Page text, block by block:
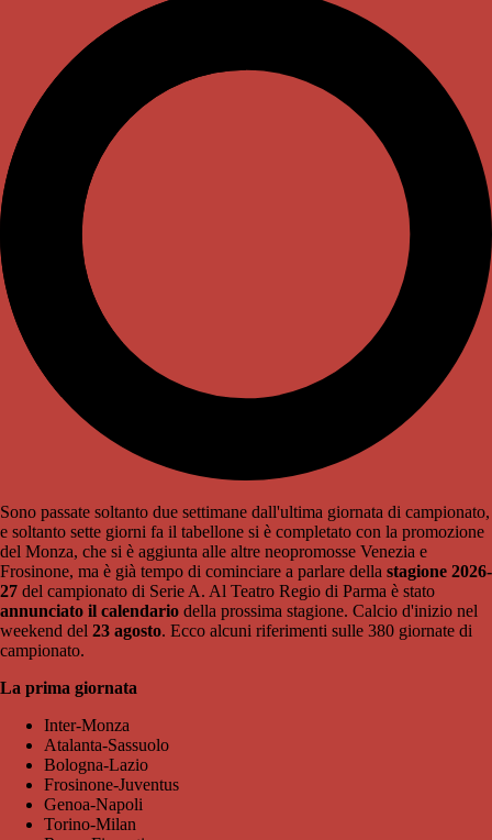
Sono passate soltanto due settimane dall'ultima giornata di campionato,
e soltanto sette giorni fa il tabellone si è completato con la promozione
del Monza, che si è aggiunta alle altre neopromosse Venezia e
Frosinone, ma è già tempo di cominciare a parlare della stagione 2026-
27 del campionato di Serie A. Al Teatro Regio di Parma è stato
annunciato il calendario della prossima stagione. Calcio d'inizio nel
weekend del 23 agosto. Ecco alcuni riferimenti sulle 380 giornate di
campionato.
La prima giornata
Inter-Monza
Atalanta-Sassuolo
Bologna-Lazio
Frosinone-Juventus
Genoa-Napoli
Torino-Milan